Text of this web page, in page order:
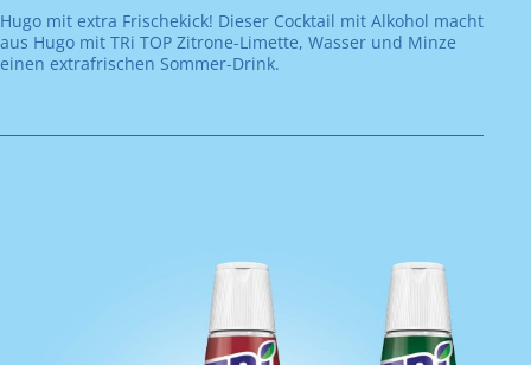
Hugo mit extra Frischekick! Dieser Cocktail mit Alkohol macht
aus Hugo mit TRi TOP Zitrone-Limette, Wasser und Minze
einen extrafrischen Sommer-Drink.